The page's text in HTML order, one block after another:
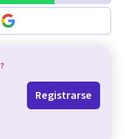
?
Registrarse